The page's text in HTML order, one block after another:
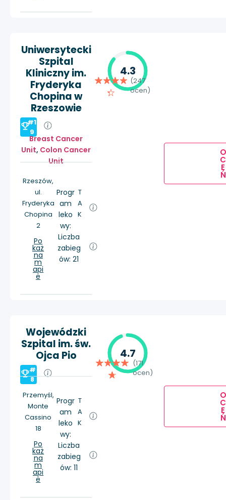
Uniwersytecki
Szpital
Kliniczny im.
Fryderyka
Chopina w
Rzeszowie
#1
9
Breast Cancer
Unit, Colon Cancer
Unit
Rzeszów,
ul.
Fryderyka
Chopina
2
Po
każ
na
m
api
e
Progr
am
leko
wy:
T
A
K
Liczba
zabieg
ów: 21
4.3
(247
ocen)
O
C
E
Ń
Wojewódzki
Szpital im. św.
Ojca Pio
#
8
Przemyśl,
Monte
Cassino
18
Po
każ
na
m
api
e
Progr
am
leko
wy:
T
A
K
Liczba
zabieg
ów: 11
4.7
(171
ocen)
O
C
E
Ń